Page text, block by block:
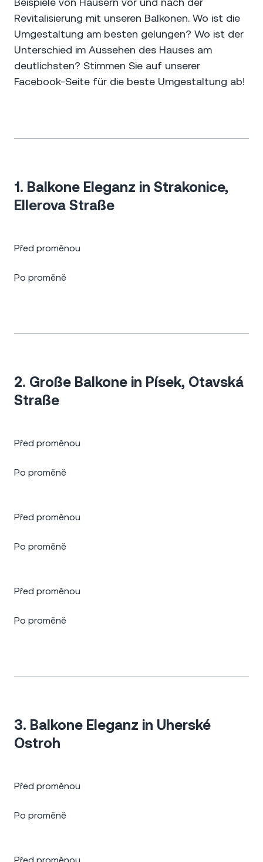
Revitalisierung mit unseren Balkonen. Wo ist die
Umgestaltung am besten gelungen? Wo ist der
Unterschied im Aussehen des Hauses am
deutlichsten? Stimmen Sie auf unserer
Facebook-Seite für die beste Umgestaltung ab!
1. Balkone Eleganz in Strakonice,
Ellerova Straße
Před proměnou
Po proměně
2. Große Balkone in Písek, Otavská
Straße
Před proměnou
Po proměně
Před proměnou
Po proměně
Před proměnou
Po proměně
3. Balkone Eleganz in Uherské
Ostroh
Před proměnou
Po proměně
Před proměnou